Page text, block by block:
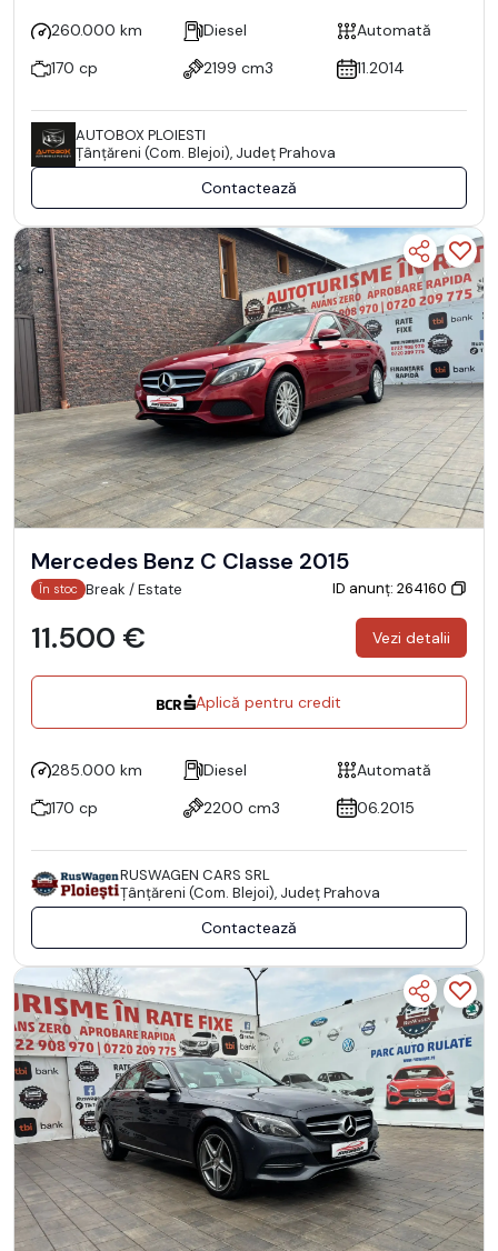
260.000 km Diesel
Automată
170 cp
2199 cm3 11.2014
AUTOBOX PLOIESTI
Ţânţăreni (Com. Blejoi), Județ Prahova
Contactează
Mercedes Benz C Classe 2015
În stoc Break / Estate ID anunț: 264160
11.500 € Vezi detalii
Aplică pentru credit
285.000 km Diesel
Automată
170 cp
2200 cm3 06.2015
RUSWAGEN CARS SRL
Ţânţăreni (Com. Blejoi), Județ Prahova
Contactează